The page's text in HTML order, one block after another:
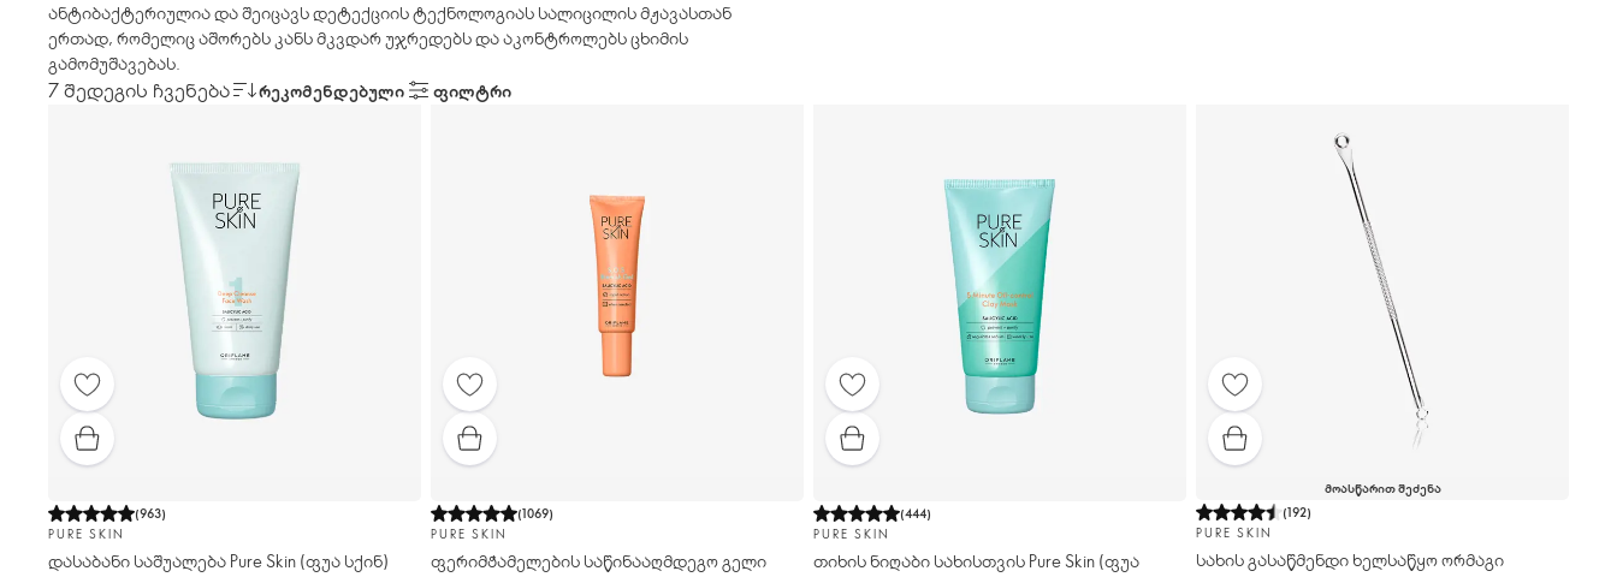
ანტიბაქტერიულია და შეიცავს დეტექციის ტექნოლოგიას სალიცილის მჟავასთან
ერთად, რომელიც აშორებს კანს მკვდარ უჯრედებს და აკონტროლებს ცხიმის
გამომუშავებას.
7 შედეგის ჩვენება ᲠᲔᲙᲝᲛᲔᲜᲓᲔᲑᲣᲚᲘ ᲤᲘᲚᲢᲠᲘ
(963)
PURE SKIN
დასაბანი საშუალება Pure Skin (ფუა სქინ)
(1069)
PURE SKIN
ფერიმჭამელების საწინააღმდეგო გელი
(444)
PURE SKIN
თიხის ნიღაბი სახისთვის Pure Skin (ფუა
ᲛᲝᲐᲡᲬᲐᲠᲘᲗ ᲨᲔᲫᲔᲜᲐ
(192)
PURE SKIN
სახის გასაწმენდი ხელსაწყო ორმაგი